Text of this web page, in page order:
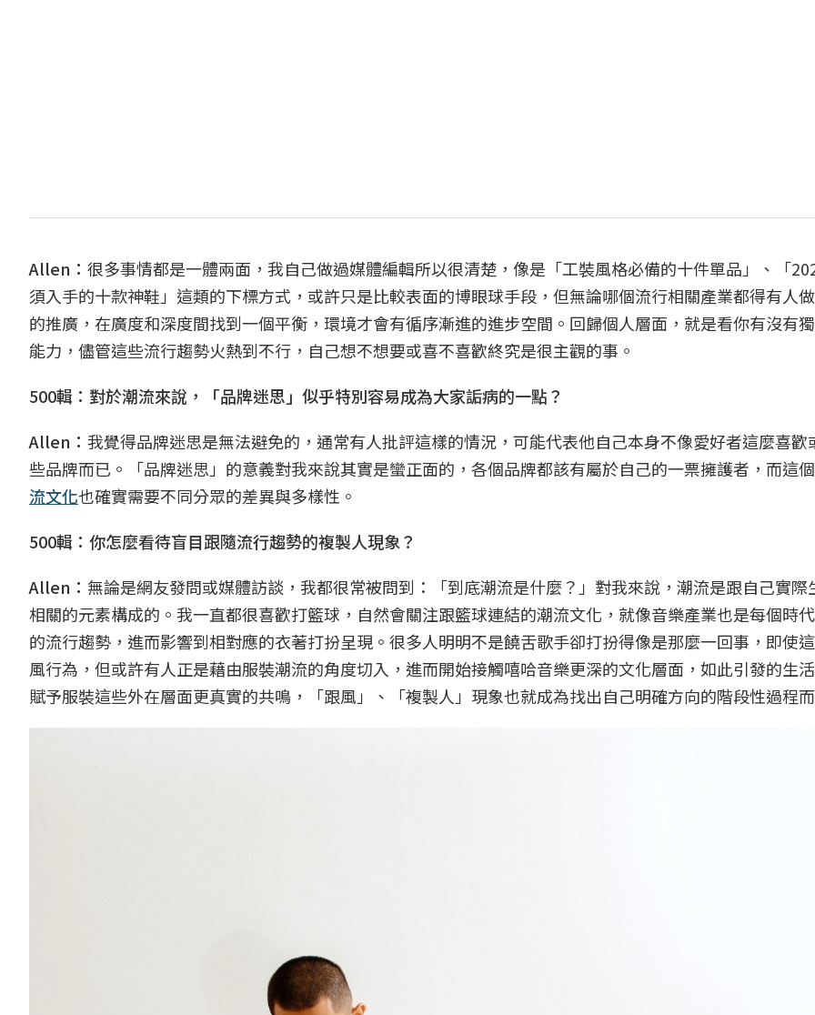
Allen： 很多事情都是一體兩面，我自己做過媒體編輯所以很清楚，像是「工裝風格必備的十件單品」、「
須入手的十款神鞋」這類的下標方式，或許只是比較表面的博眼球手段，但無論哪個流行相關產業都得有人
的推廣，在廣度和深度間找到一個平衡，環境才會有循序漸進的進步空間。回歸個人層面，就是看你有沒有
能力，儘管這些流行趨勢火熱到不行，自己想不想要或喜不喜歡終究是很主觀的事。
500輯：對於潮流來說，「品牌迷思」似乎特別容易成為大家詬病的一點？
Allen： 我覺得品牌迷思是無法避免的，通常有人批評這樣的情況，可能代表他自己本身不像愛好者這麼喜歡
些品牌而已。「品牌迷思」的意義對我來說其實是蠻正面的，各個品牌都該有屬於自己的一票擁護者，而這
流文化也確實需要不同分眾的差異與多樣性。
500輯：你怎麼看待盲目跟隨流行趨勢的複製人現象？
Allen： 無論是網友發問或媒體訪談，我都很常被問到：「到底潮流是什麼？」對我來說，潮流是跟自己實際
相關的元素構成的。我一直都很喜歡打籃球，自然會關注跟籃球連結的潮流文化，就像音樂產業也是每個時
的流行趨勢，進而影響到相對應的衣著打扮呈現。很多人明明不是饒舌歌手卻打扮得像是那麼一回事，即使
風行為，但或許有人正是藉由服裝潮流的角度切入，進而開始接觸嘻哈音樂更深的文化層面，如此引發的生
賦予服裝這些外在層面更真實的共鳴，「跟風」、「複製人」現象也就成為找出自己明確方向的階段性過程